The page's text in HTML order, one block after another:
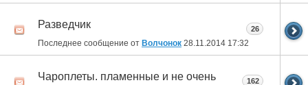
Разведчик
Последнее сообщение от Волчонок 28.11.2014 17:32
26
Чароплеты. пламенные и не очень 162